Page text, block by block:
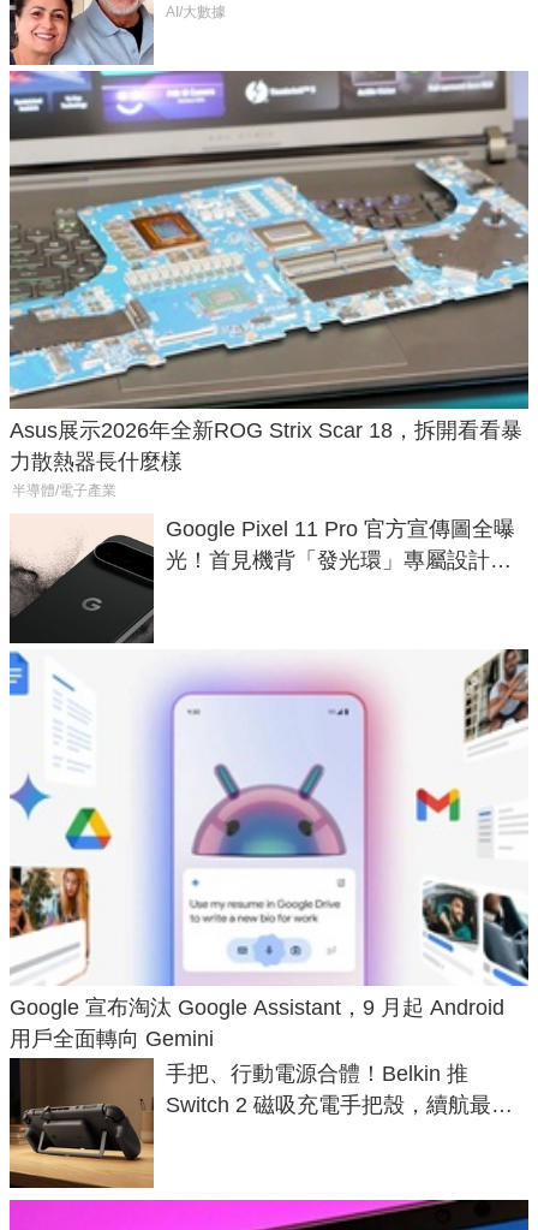
50年家人
AI/大數據
Asus展示2026年全新ROG Strix Scar 18，拆開看看暴
力散熱器長什麼樣
半導體/電子產業
Google Pixel 11 Pro 官方宣傳圖全曝
光！首見機背「發光環」專屬設計、
Google 宣布淘汰 Google Assistant，9 月起 Android
用戶全面轉向 Gemini
手把、行動電源合體！Belkin 推
Switch 2 磁吸充電手把殼，續航最高